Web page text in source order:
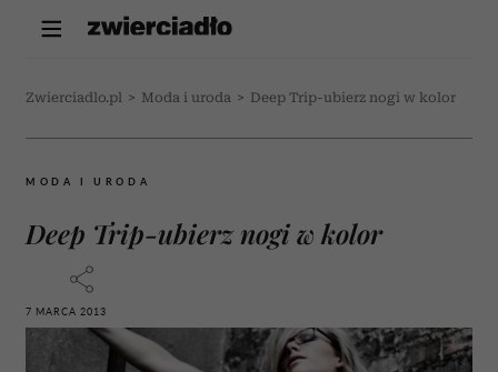
Zwierciadlo.pl > Moda i uroda > Deep Trip-ubierz nogi w kolor
MODA I URODA
Deep Trip-ubierz nogi w kolor
7 MARCA 2013